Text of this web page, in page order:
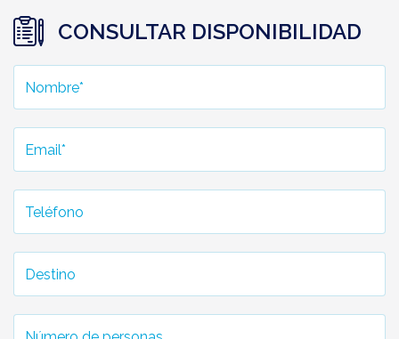
CONSULTAR DISPONIBILIDAD